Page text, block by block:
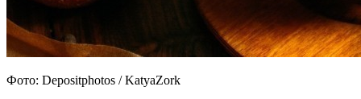
Фото: Depositphotos / KatyaZork